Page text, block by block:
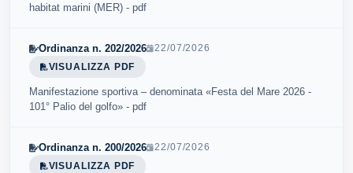
habitat marini (MER) - pdf
Ordinanza n. 202/2026
22/07/2026
VISUALIZZA PDF
Manifestazione sportiva – denominata «Festa del Mare 2026 -
101° Palio del golfo» - pdf
Ordinanza n. 200/2026
22/07/2026
VISUALIZZA PDF